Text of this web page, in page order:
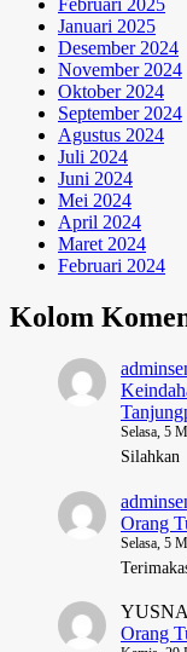
Februari 2025
Januari 2025
Desember 2024
November 2024
Oktober 2024
September 2024
Agustus 2024
Juli 2024
Juni 2024
Mei 2024
April 2024
Maret 2024
Februari 2024
Kolom
Selasa, 5
Silahkan
Orang
Selasa, 5
Orang